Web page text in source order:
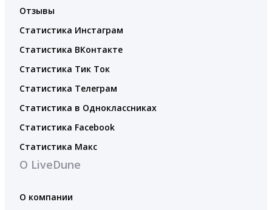
Отзывы
Статистика Инстаграм
Статистика ВКонтакте
Статистика Тик Ток
Статистика Телеграм
Статистика в Одноклассниках
Статистика Facebook
Статистика Макс
О LiveDune
О компании